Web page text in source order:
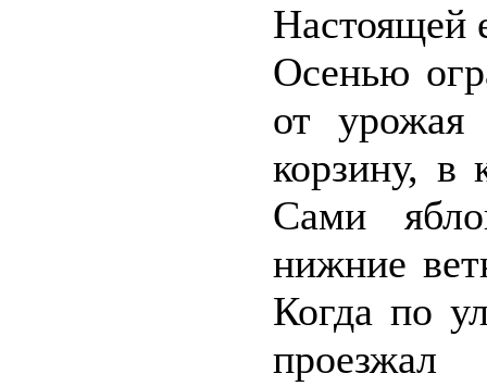
Настоящей
Осенью
от
корзину, в
Сами
нижние
Когда по
проезжал